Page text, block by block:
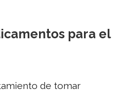
para el
de tomar